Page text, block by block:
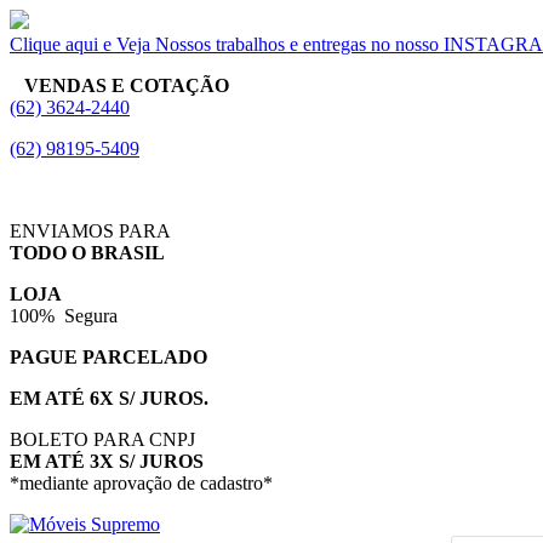
Clique aqui e Veja Nossos trabalhos e entregas no nosso
VENDAS E COTAÇÃO
(62) 3624-2440
(62) 98195-5409
ENVIAMOS PARA
TODO O BRASIL
LOJA
100% Segura
PAGUE PARCELADO
EM ATÉ 6X S/ JUROS.
BOLETO PARA CNPJ
EM ATÉ 3X S/ JUROS
*mediante aprovação de cadastro*